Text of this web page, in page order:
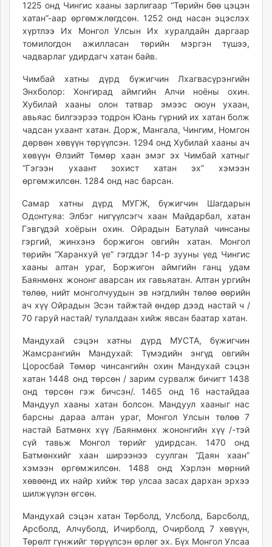
1225 онд Чингис хааны зарлигаар “Төрийн бөө цэцэн
хатан”-аар өргөмжлөгдсөн. 1252 онд насан эцэслэх
хүртлээ Их Монгол Улсын Их хуралдайн даргаар
томилогдон ажилласан төрийн мэргэн түшээ,
чадварлаг удирдагч хатан байв.
Чимбай хатны дүрд бүжигчин Лхагвасүрэнгийн
Энхболор: Хонгирад аймгийн Алчи ноёны охин.
Хубилай хааны олон татвар эмээс оюун ухаан,
авьяас билгээрээ тодрон Юань гүрний их хатан болж
чадсан ухаант хатан. Дорж, Мангала, Чингим, Номгон
дөрвөн хөвүүн төрүүлсэн. 1294 онд Хубилай хааны ач
хөвүүн Өлзийт Төмөр хаан эмэг эх Чимбай хатныг
“Гэгээн ухаант зохист хатан эх” хэмээн
өргөмжилсөн. 1284 онд нас барсан.
Самар хатны дүрд МУГЖ, бүжигчин Шагдарын
Одонтуяа: Элбэг нигүүлсэгч хаан Майдарбал, хатан
Гэвгүдэй хоёрын охин. Ойрадын Батулай чинсаны
гэргий, жинхэнэ боржигон овгийн хатан. Монгол
төрийн “Харанхуй үе” гэгддэг 14-р зууны үед Чингис
хааны алтан ураг, Боржигон аймгийн ганц удам
Баянмөнх жононг аварсан их гавьяатан. Алтан ургийн
төлөө, нийт монголчуудын эв нэгдлийн төлөө өөрийн
ач хүү Ойрадын Эсэн тайжтай өндөр дээд настай ч /
70 гаруй настай/ тулалдаан хийж явсан баатар хатан.
Мандухай сэцэн хатны дүрд МУСТА, бүжигчин
Жамсрангийн Мандухай: Түмэдийн энгүд овгийн
Цоросбай Төмөр чинсангийн охин Мандухай сэцэн
хатан 1448 онд төрсөн / зарим сурвалж бичигт 1438
онд төрсөн гэж бичсэн/. 1465 онд 16 настайдаа
Мандуул хааны хатан болсон. Мандуул хааныг нас
барсны дараа алтан ураг, Монгол Улсын төлөө 7
настай Батмөнх хүү /Баянмөнх жононгийн хүү /-тэй
сүй тавьж Монгол төрийг удирдсан. 1470 онд
Батмөнхийг хаан ширээнээ суулган “Даян хаан”
хэмээн өргөмжилсөн. 1488 онд Хэрлэн мөрний
хөвөөнд их найр хийж төр улсаа засах дархан эрхээ
шилжүүлэн өгсөн.
Мандухай сэцэн хатан Төрболд, Улсболд, Барсболд,
Арсболд, Алчуболд, Ичирболд, Очирболд 7 хөвүүн,
Төрөлт гүнжийг төрүүлсэн өрлөг эх. Бүх Монгол Улсаа